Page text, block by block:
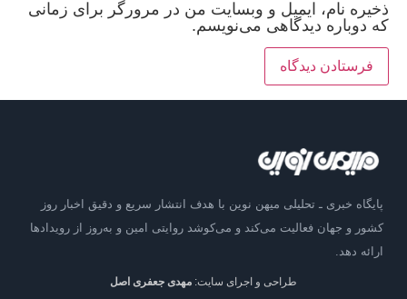
ذخیره نام، ایمیل و وبسایت من در مرورگر برای زمانی
که دوباره دیدگاهی می‌نویسم.
پایگاه خبری ـ تحلیلی میهن نوین با هدف انتشار سریع و دقیق اخبار روز
کشور و جهان فعالیت می‌کند و می‌کوشد روایتی امین و به‌روز از رویدادها
ارائه دهد.
طراحی و اجرای سایت: مهدی جعفری اصل